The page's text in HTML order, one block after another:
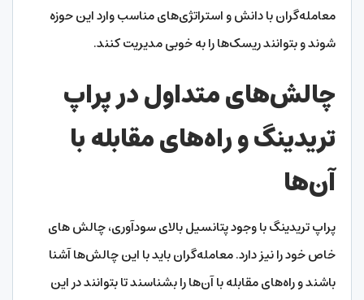
معامله‌گران با دانش و استراتژی‌های مناسب وارد این حوزه
شوند و بتوانند ریسک‌ها را به خوبی مدیریت کنند.
چالش‌های متداول در پراپ
تریدینگ و راه‌های مقابله با
آن‌ها
پراپ تریدینگ با وجود پتانسیل بالای سودآوری، چالش‌ های
خاص خود را نیز دارد. معامله‌گران باید با این چالش‌ها آشنا
باشند و راه‌های مقابله با آن‌ها را بشناسند تا بتوانند در این